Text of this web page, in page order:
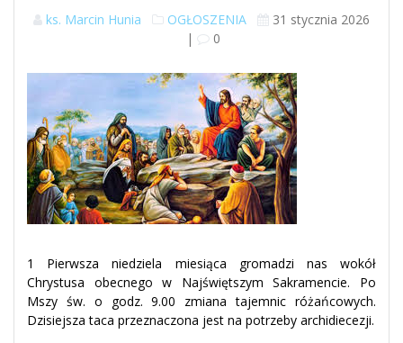
ks. Marcin Hunia OGŁOSZENIA
31 stycznia 2026
|
0
1 Pierwsza niedziela miesiąca gromadzi nas wokół
Chrystusa obecnego w Najświętszym Sakramencie. Po
Mszy św. o godz. 9.00 zmiana tajemnic różańcowych.
Dzisiejsza taca przeznaczona jest na potrzeby archidiecezji.